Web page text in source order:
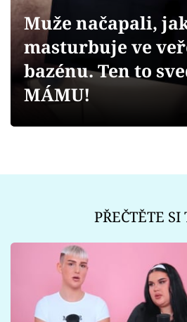
Videa
Sledujte prima+
Muže načapali,
masturbuje ve
bazénu. Ten to
MÁMU!
PŘEČTĚTE SI